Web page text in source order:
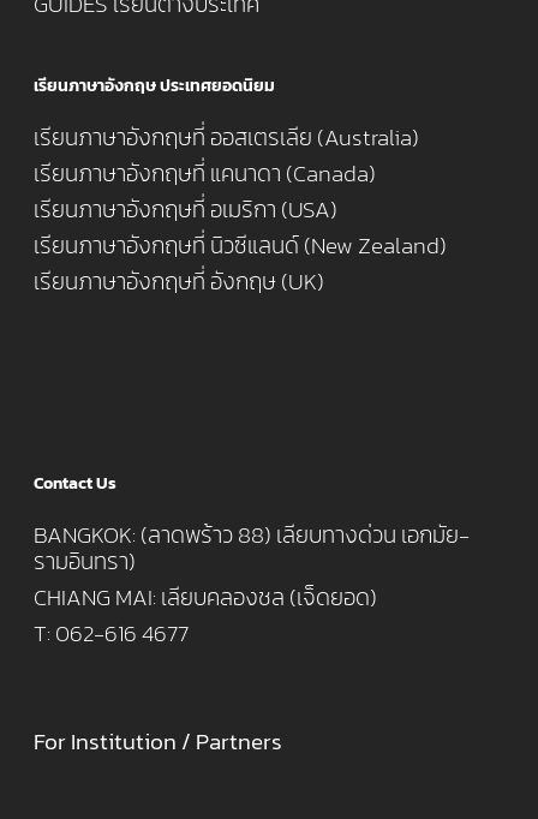
เรียนภาษาอังกฤษ ประเทศยอดนิยม
เรียนภาษาอังกฤษที่ ออสเตรเลีย (Australia)
เรียนภาษาอังกฤษที่ แคนาดา (Canada)
เรียนภาษาอังกฤษที่ อเมริกา (USA)
เรียนภาษาอังกฤษที่ นิวซีแลนด์ (New Zealand)
เรียนภาษาอังกฤษที่ อังกฤษ (UK)
Contact Us
BANGKOK: (ลาดพร้าว 88) เลียบทางด่วน เอกมัย-
รามอินทรา)
CHIANG MAI: เลียบคลองชล (เจ็ดยอด)
T: 062-616 4677
For Institution / Partners